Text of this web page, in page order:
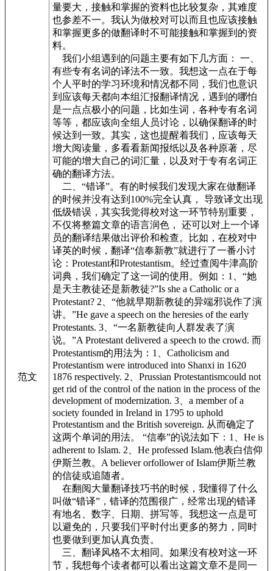
范文
量要大，接触和掌握的资料也比较复杂，其难度
也参差不一。我认为做校对可以而且也应该接触
和掌握更多的做翻译时不可能接触和掌握到的资
料。
我们小组遇到的问题主要有如下几方面： 一、
有些专有名词的译法不一致。我想这一点在于每
个人平时的学习环境和情况都不同，我们也意识
到应该每天都向本组汇报翻译情况，遇到的哪怕
是一点点极小的问题，比如生词，各种专有名词
等等，都应该向全组人员讨论，以确保翻译的时
候达到一致。其实，这也提醒着我们，应该每天
增大阅读量，多看看新闻报纸以及各种原著，尽
可能的增大自己的词汇量，以及对于专有名词正
确的翻译方法。
二、“错译”。有的时候我们发现大家在做翻译
的时候并没有达到100%完全认真， 导致译文出现
低级错误，其实我觉得校对这一环节特别重要，
不仅将整篇文章的语言润色， 还可以对上一个译
员的翻译结果做出评价和检查。比如，在校对中
译英的时候，翻译“信奉新教”就进行了一番小讨
论：Protestant和Protestantism。经过查阅牛津高阶
词典，我们确定了这一词的使用。例如：1、“她
是天主教徒还是新教徒?”Is she a Catholic or a
Protestant? 2、“他就早期新教徒的异端邪说作了演
讲。”He gave a speech on the heresies of the early
Protestants. 3、“一名新教徒向人群发表了演
说。”A Protestant delivered a speech to the crowd. 而
Protestantism的用法为：1、Catholicism and
Protestantism were introduced into Shanxi in 1620
1876 respectively. 2、Prussian Protestantismcould not
get rid of the control of the nation in the process of the
development of modernization. 3、a member of a
society founded in Ireland in 1795 to uphold
Protestantism and the British sovereign. 从而确定了
这两个单词的用法。 “信奉”的说法如下：1、He is
adherent to Islam. 2、He professed Islam.他表白信仰
伊斯兰教。A believer orfollower of Islam伊斯兰教
的信徒或追随者。
在翻阅大量翻译技巧书的时候，我懂得了什么
叫做“错译”，错译的范围很广，经常出现的错译
有地名、数字、日期、拼写等。我想这一点是可
以避免的，只要我们平时付出更多的努力，同时
也要做到更加认真负责。
三、翻译风格不太相同。如果没有校对这一环
节，我想每个读者都可以看出这篇文章不是同一